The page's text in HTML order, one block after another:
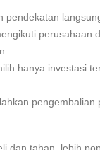
pendekatan
perusahaan
hanya investasi
dan tahan, lebih